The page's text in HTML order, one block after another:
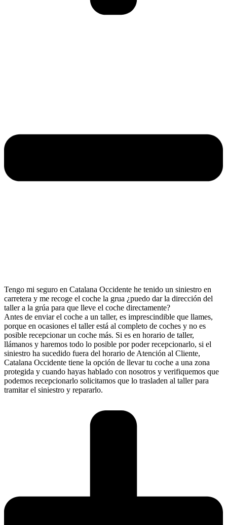
Tengo mi seguro en Catalana Occidente he tenido un siniestro en
carretera y me recoge el coche la grua ¿puedo dar la dirección del
taller a la grúa para que lleve el coche directamente?
Antes de enviar el coche a un taller, es imprescindible que llames,
porque en ocasiones el taller está al completo de coches y no es
posible recepcionar un coche más. Si es en horario de taller,
llámanos y haremos todo lo posible por poder recepcionarlo, si el
siniestro ha sucedido fuera del horario de Atención al Cliente,
Catalana Occidente tiene la opción de llevar tu coche a una zona
protegida y cuando hayas hablado con nosotros y verifiquemos que
podemos recepcionarlo solicitamos que lo trasladen al taller para
tramitar el siniestro y repararlo.